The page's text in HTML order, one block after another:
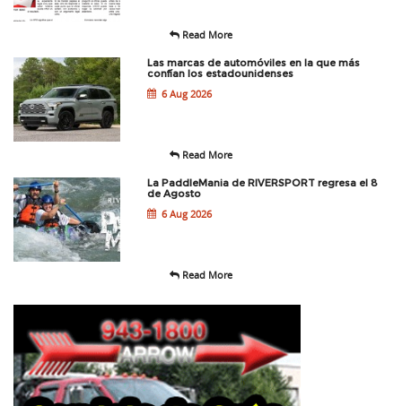
Read More
Las marcas de automóviles en la que más
confían los estadounidenses
6 Aug 2026
Read More
La PaddleMania de RIVERSPORT regresa el 8
de Agosto
6 Aug 2026
Read More